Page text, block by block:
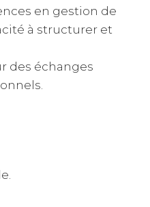
en gestion de
à structurer et
des échanges